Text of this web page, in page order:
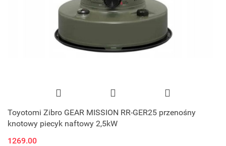
Toyotomi Zibro GEAR MISSION RR-GER25 przenośny
knotowy piecyk naftowy 2,5kW
1269.00